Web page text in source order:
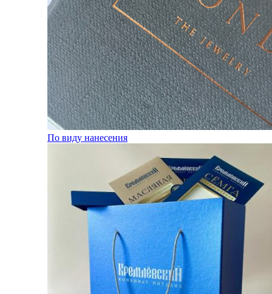
По виду нанесения